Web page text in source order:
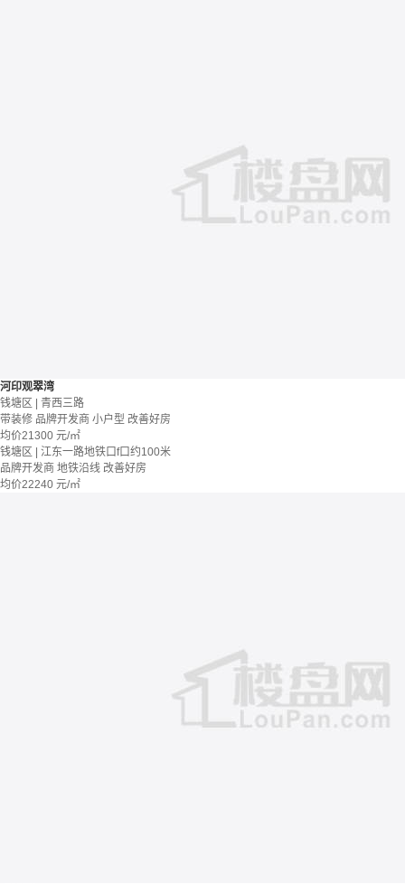
河印观翠湾
钱塘区 | 青西三路
带装修 品牌开发商 小户型 改善好房
均价21300 元/㎡
钱塘区 | 江东一路地铁口f口约100米
品牌开发商 地铁沿线 改善好房
均价22240 元/㎡